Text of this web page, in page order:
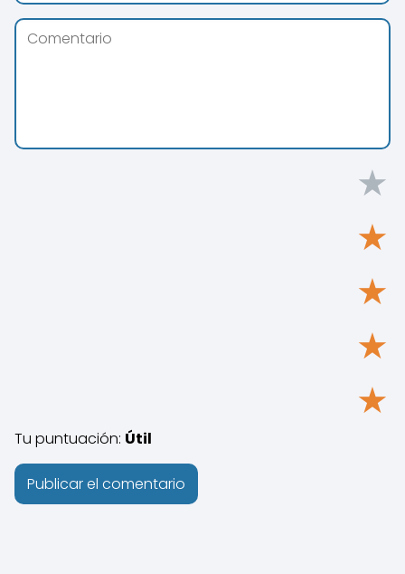
★
★
★
★
★
Tu puntuación: Útil